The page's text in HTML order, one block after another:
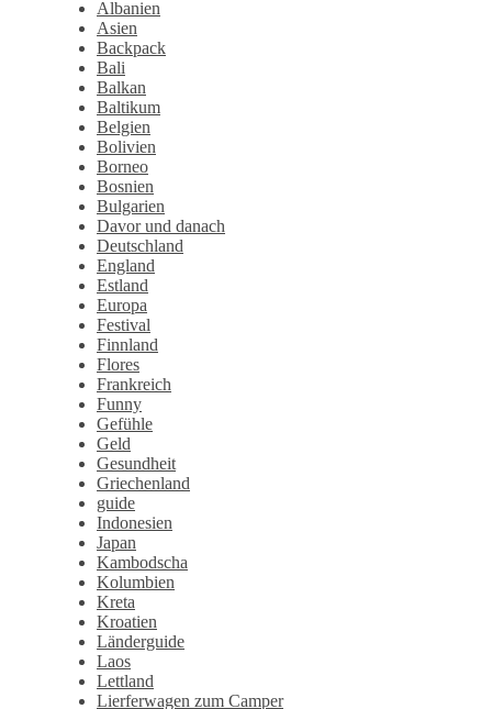
Albanien
Asien
Backpack
Bali
Balkan
Baltikum
Belgien
Bolivien
Borneo
Bosnien
Bulgarien
Davor und danach
Deutschland
England
Estland
Europa
Festival
Finnland
Flores
Frankreich
Funny
Gefühle
Geld
Gesundheit
Griechenland
guide
Indonesien
Japan
Kambodscha
Kolumbien
Kreta
Kroatien
Länderguide
Laos
Lettland
Lierferwagen zum Camper